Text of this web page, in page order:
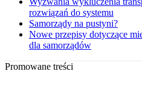
rozwiązań do systemu
Samorządy na pustyni?
Nowe przepisy dotyczące
dla samorządów
Promowane treści